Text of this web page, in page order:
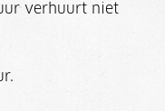
verhuurt niet